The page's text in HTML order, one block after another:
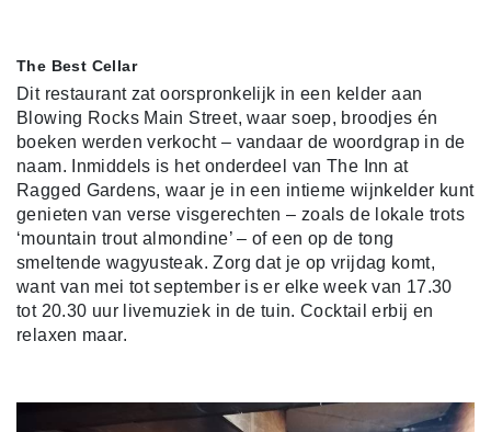
The Best Cellar
Dit restaurant zat oorspronkelijk in een kelder aan
Blowing Rocks Main Street, waar soep, broodjes én
boeken werden verkocht – vandaar de woordgrap in de
naam. Inmiddels is het onderdeel van The Inn at
Ragged Gardens, waar je in een intieme wijnkelder kunt
genieten van verse visgerechten – zoals de lokale trots
‘mountain trout almondine’ – of een op de tong
smeltende wagyusteak. Zorg dat je op vrijdag komt,
want van mei tot september is er elke week van 17.30
tot 20.30 uur livemuziek in de tuin. Cocktail erbij en
relaxen maar.